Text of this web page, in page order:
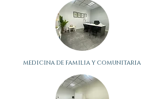
medicina de familia y comunitaria